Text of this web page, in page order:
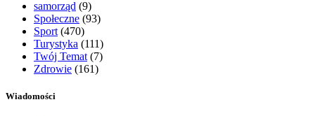
samorząd (9)
Społeczne (93)
Sport (470)
Turystyka (111)
Twój Temat (7)
Zdrowie (161)
Wiadomości